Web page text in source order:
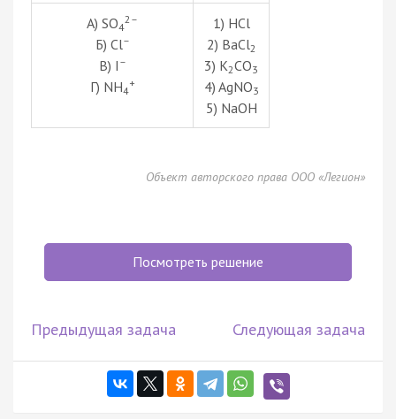
А) SO4
2–
Б) Cl–
В) I –
Г) NH4
+
1) HCl
2) BaCl2
3) K2CO3
4) AgNO3
5) NaOH
Объект авторского права ООО «Легион»
Посмотреть решение
Предыдущая задача Следующая задача